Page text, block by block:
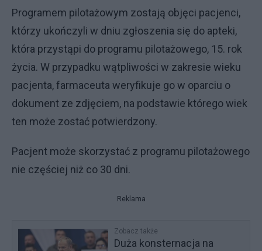
Programem pilotażowym zostają objęci pacjenci,
którzy ukończyli w dniu zgłoszenia się do apteki,
która przystąpi do programu pilotażowego, 15. rok
życia. W przypadku wątpliwości w zakresie wieku
pacjenta, farmaceuta weryfikuje go w oparciu o
dokument ze zdjęciem, na podstawie którego wiek
ten może zostać potwierdzony.
Pacjent może skorzystać z programu pilotażowego
nie częściej niż co 30 dni.
Reklama
Zobacz także
Duża konsternacja na